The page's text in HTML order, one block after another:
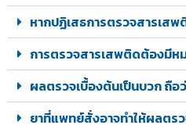
หากปฏิเสธการตรวจสารเส
การตรวจสารเสพติดต้องมีห
ผลตรวจเบื้องต้นเป็นบวก ถื
ยาที่แพทย์สั่งอาจทำให้ผลตร